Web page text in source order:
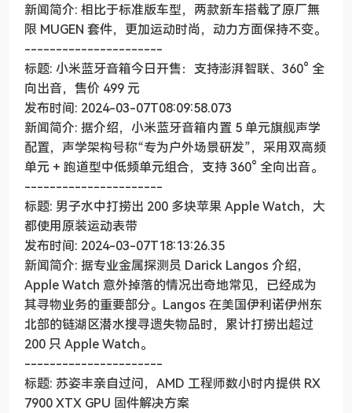
新闻简介: 相比于标准版车型，两款新车搭载了原厂無
限 MUGEN 套件，更加运动时尚，动力方面保持不变。
----------------------
标题: 小米蓝牙音箱今日开售：支持澎湃智联、360° 全
向出音，售价 499 元
发布时间: 2024-03-07T08:09:58.073
新闻简介: 据介绍，小米蓝牙音箱内置 5 单元旗舰声学
配置，声学架构号称“专为户外场景研发”，采用双高频
单元 + 跑道型中低频单元组合，支持 360° 全向出音。
----------------------
标题: 男子水中打捞出 200 多块苹果 Apple Watch，大
都使用原装运动表带
发布时间: 2024-03-07T18:13:26.35
新闻简介: 据专业金属探测员 Darick Langos 介绍，
Apple Watch 意外掉落的情况出奇地常见，已经成为
其寻物业务的重要部分。Langos 在美国伊利诺伊州东
北部的链湖区潜水搜寻遗失物品时，累计打捞出超过
200 只 Apple Watch。
----------------------
标题: 苏姿丰亲自过问，AMD 工程师数小时内提供 RX
7900 XTX GPU 固件解决方案